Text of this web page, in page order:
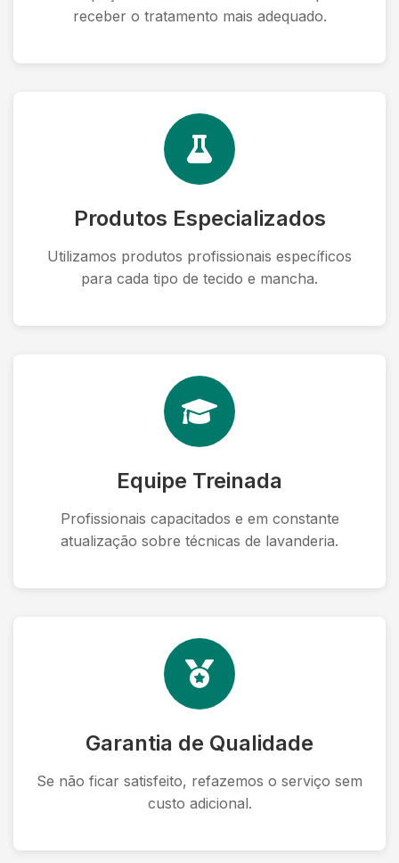
receber o tratamento mais adequado.
Produtos Especializados
Utilizamos produtos profissionais específicos
para cada tipo de tecido e mancha.
Equipe Treinada
Profissionais capacitados e em constante
atualização sobre técnicas de lavanderia.
Garantia de Qualidade
Se não ficar satisfeito, refazemos o serviço sem
custo adicional.